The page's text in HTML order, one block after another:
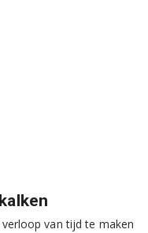
van tijd te maken